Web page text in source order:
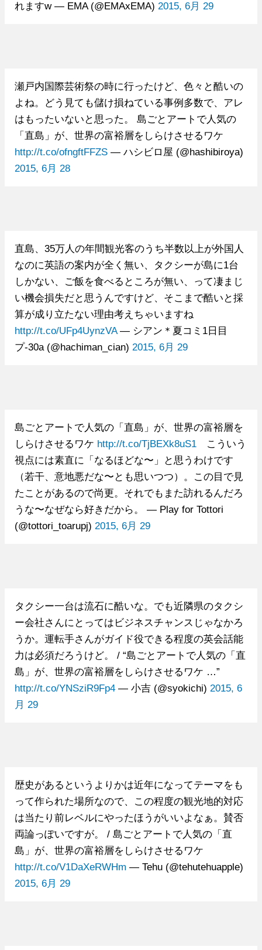
れますw — EMA (@EMAxEMA) 2015, 6月 29
瀬戸内国際芸術祭の時に行ったけど、色々と酷いの
よね。どう見ても儲け損ねている事例多数で、アレ
はもったいないと思った。 島ごとアートで人気の
「直島」が、世界の富裕層をしらけさせるワケ
http://t.co/ofngftFFZS— ハシビロ屋 (@hashibiroya)
2015, 6月 28
直島、35万人の年間観光客のうち半数以上が外国人
なのに英語の案内が全く無い、タクシーが島に1台
しかない、ご飯を食べるところが無い、って凄まじ
い機会損失だと思うんですけど、そこまで酷いと採
算が成り立たない理由考えちゃいますね
http://t.co/UFp4UynzVA— シアン＊夏コミ1日目
プ-30a (@hachiman_cian) 2015, 6月 29
島ごとアートで人気の「直島」が、世界の富裕層を
しらけさせるワケ http://t.co/TjBEXk8uS1こういう
視点には素直に「なるほどな〜」と思うわけです
（若干、意地悪だな〜とも思いつつ）。この目で見
たことがあるので尚更。それでもまた訪れるんだろ
うな〜なぜなら好きだから。 — Play for Tottori
(@tottori_toarupj) 2015, 6月 29
タクシー一台は流石に酷いな。でも近隣県のタクシ
ー会社さんにとってはビジネスチャンスじゃなかろ
うか。運転手さんがガイド役できる程度の英会話能
力は必須だろうけど。 / “島ごとアートで人気の「直
島」が、世界の富裕層をしらけさせるワケ …”
http://t.co/YNSziR9Fp4— 小吉 (@syokichi) 2015, 6
月 29
歴史があるというよりかは近年になってテーマをも
って作られた場所なので、この程度の観光地的対応
は当たり前レベルにやったほうがいいよなぁ。賛否
両論っぽいですが。 / 島ごとアートで人気の「直
島」が、世界の富裕層をしらけさせるワケ
http://t.co/V1DaXeRWHm — Tehu (@tehutehuapple)
2015, 6月 29